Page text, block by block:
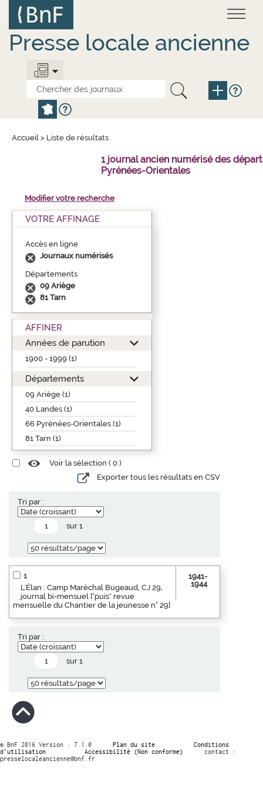
contenu
principal
Presse locale ancienne
Accueil > Liste de résultats
1 journal ancien numérisé des
Pyrénées-Orientales
Modifier votre recherche
VOTRE AFFINAGE
Accès en ligne
Journaux numérisés
Départements
09 Ariège
81 Tarn
AFFINER
Années de parution
1900 - 1999 (1)
Départements
09 Ariège (1)
40 Landes (1)
66 Pyrénées-Orientales (1)
81 Tarn (1)
Voir la sélection ( 0 )
Exporter tous les résultats en CSV
Tri par :
sur 1
1
L'Élan : Camp Maréchal Bugeaud, CJ 29,
journal bi-mensuel ["puis" revue
mensuelle du Chantier de la jeunesse n° 29]
1941-
1944
Tri par :
sur 1
© BnF 2016 Version : 7.1.0 Plan du site
Conditions
d’utilisation
Accessibilité (Non conforme)
contact :
presselocaleancienne@bnf.fr
Panneau de gestion des cookies